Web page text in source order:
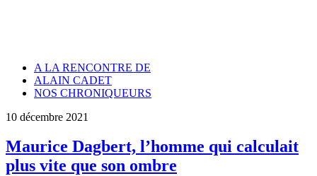
A LA RENCONTRE DE
ALAIN CADET
NOS CHRONIQUEURS
10 décembre 2021
Maurice Dagbert, l’homme qui calculait
plus vite que son ombre